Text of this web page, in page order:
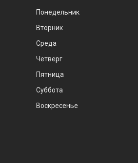
Понедельник
Вторник
Среда
Четверг
Пятница
Суббота
Воскресенье